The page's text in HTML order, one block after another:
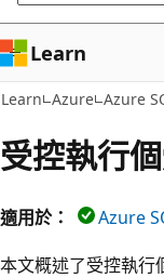
Learn
Learn Azure Azure
受控執行
適用於：
Azure
本文概述了受控執行